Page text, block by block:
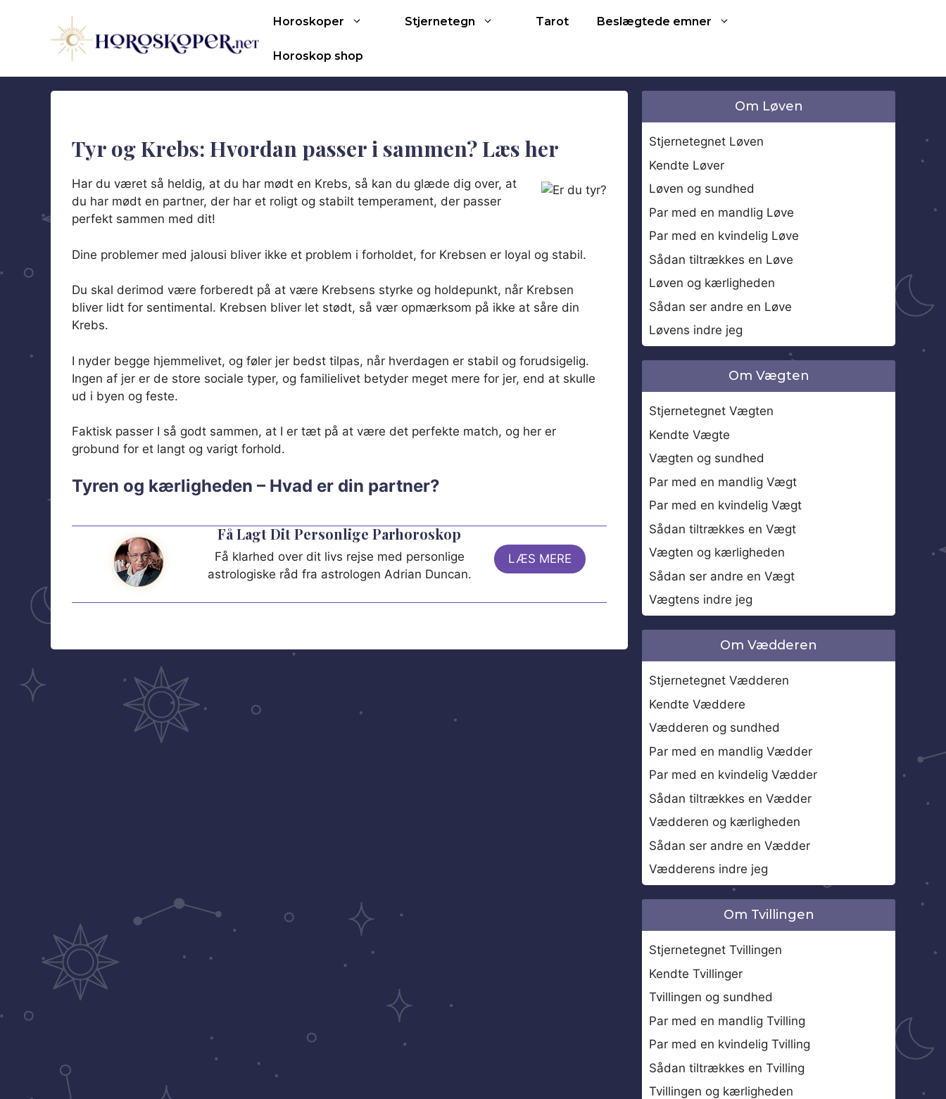
Horoskoper Stjernetegn Tarot Beslægtede emner
Horoskop shop
Tyr og Krebs: Hvordan passer i sammen? Læs her
Har du været så heldig, at du har mødt en Krebs, så kan du glæde dig over, at
du har mødt en partner, der har et roligt og stabilt temperament, der passer
perfekt sammen med dit!
Dine problemer med jalousi bliver ikke et problem i forholdet, for Krebsen er loyal og stabil.
Du skal derimod være forberedt på at være Krebsens styrke og holdepunkt, når Krebsen
bliver lidt for sentimental. Krebsen bliver let stødt, så vær opmærksom på ikke at såre din
Krebs.
I nyder begge hjemmelivet, og føler jer bedst tilpas, når hverdagen er stabil og forudsigelig.
Ingen af jer er de store sociale typer, og familielivet betyder meget mere for jer, end at skulle
ud i byen og feste.
Faktisk passer I så godt sammen, at I er tæt på at være det perfekte match, og her er
grobund for et langt og varigt forhold.
Tyren og kærligheden – Hvad er din partner?
Få Lagt Dit Personlige Parhoroskop
Få klarhed over dit livs rejse med personlige
astrologiske råd fra astrologen Adrian Duncan.
LÆS MERE
Om Løven
Stjernetegnet Løven
Kendte Løver
Løven og sundhed
Par med en mandlig Løve
Par med en kvindelig Løve
Sådan tiltrækkes en Løve
Løven og kærligheden
Sådan ser andre en Løve
Løvens indre jeg
Om Vægten
Stjernetegnet Vægten
Kendte Vægte
Vægten og sundhed
Par med en mandlig Vægt
Par med en kvindelig Vægt
Sådan tiltrækkes en Vægt
Vægten og kærligheden
Sådan ser andre en Vægt
Vægtens indre jeg
Om Vædderen
Stjernetegnet Vædderen
Kendte Væddere
Vædderen og sundhed
Par med en mandlig Vædder
Par med en kvindelig Vædder
Sådan tiltrækkes en Vædder
Vædderen og kærligheden
Sådan ser andre en Vædder
Vædderens indre jeg
Om Tvillingen
Stjernetegnet Tvillingen
Kendte Tvillinger
Tvillingen og sundhed
Par med en mandlig Tvilling
Par med en kvindelig Tvilling
Sådan tiltrækkes en Tvilling
Tvillingen og kærligheden